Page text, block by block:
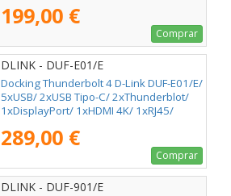
199,00 €
Comprar
DLINK - DUF-E01/E
Docking Thunderbolt 4 D-Link DUF-E01/E/
5xUSB/ 2xUSB Tipo-C/ 2xThunderblot/
1xDisplayPort/ 1xHDMI 4K/ 1xRJ45/
289,00 €
Comprar
DLINK - DUF-901/E